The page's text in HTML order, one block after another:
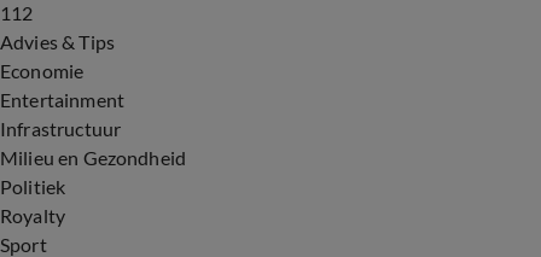
112
Advies & Tips
Economie
Entertainment
Infrastructuur
Milieu en Gezondheid
Politiek
Royalty
Sport